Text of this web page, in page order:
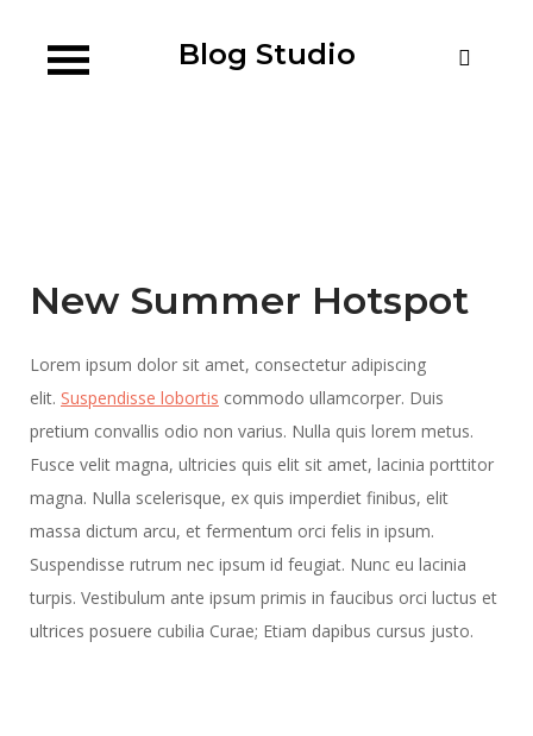
content
Blog Studio
New Summer Hotspot
Lorem ipsum dolor sit amet, consectetur adipiscing
elit. Suspendisse lobortis commodo ullamcorper. Duis
pretium convallis odio non varius. Nulla quis lorem metus.
Fusce velit magna, ultricies quis elit sit amet, lacinia porttitor
magna. Nulla scelerisque, ex quis imperdiet finibus, elit
massa dictum arcu, et fermentum orci felis in ipsum.
Suspendisse rutrum nec ipsum id feugiat. Nunc eu lacinia
turpis. Vestibulum ante ipsum primis in faucibus orci luctus et
ultrices posuere cubilia Curae; Etiam dapibus cursus justo.